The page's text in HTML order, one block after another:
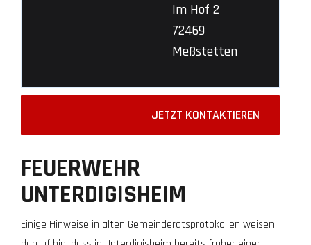
FEUERWEHR
UNTERDIGISHEIM
Einige Hinweise in alten Gemeinderatsprotokollen weisen
Im Hof 2
72469
Meßstetten
JETZT KONTAKTIEREN